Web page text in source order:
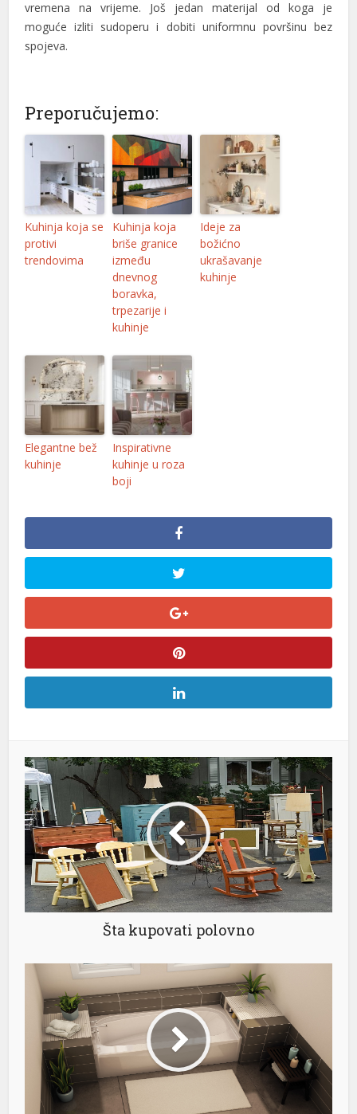
vremena na vrijeme. Još jedan materijal od koga je
moguće izliti sudoperu i dobiti uniformnu površinu bez
spojeva.
Preporučujemo:
Kuhinja koja se
protivi
trendovima
Kuhinja koja
briše granice
između
dnevnog
boravka,
trpezarije i
kuhinje
Ideje za
božićno
ukrašavanje
kuhinje
Elegantne bež
kuhinje
Inspirativne
kuhinje u roza
boji
Šta kupovati polovno